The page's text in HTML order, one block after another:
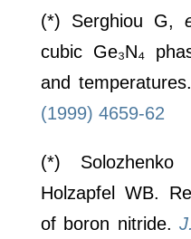
(*) Serghiou G,
cubic Ge₃N₄
and temperatures.
(1999) 4659-62
(*) Solozhenko
Holzapfel WB.
of boron nitride.